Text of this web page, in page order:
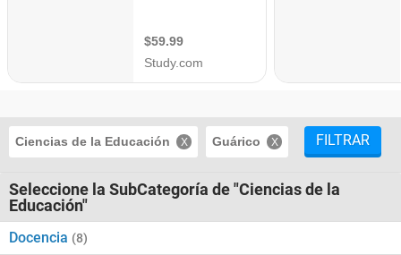
Ciencias de la Educación Guárico FILTRAR
Seleccione la SubCategoría de "Ciencias de la
Educación"
Docencia (8)